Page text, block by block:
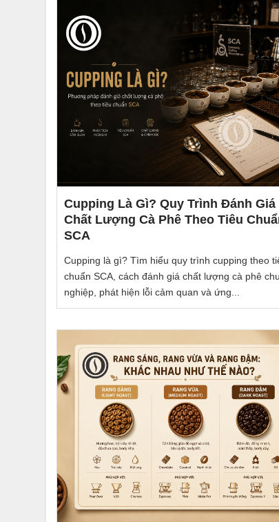
Cupping Là Gì? Quy Trình Đánh Giá
Chất Lượng Cà Phê Theo Tiêu
SCA
Cupping là gì? Tìm hiểu quy trình cupping theo
chuẩn SCA, cách đánh giá chất lượng cà phê
nghiệp, phát hiện lỗi cảm quan và ứng...